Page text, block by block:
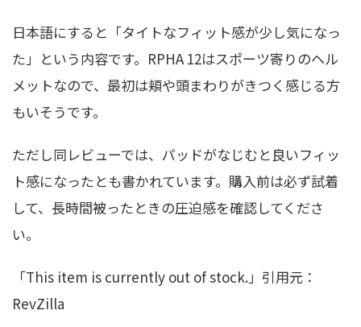
日本語にすると「タイトなフィット感が少し気になっ
た」という内容です。RPHA 12はスポーツ寄りのヘル
メットなので、最初は頬や頭まわりがきつく感じる方
もいそうです。
ただし同レビューでは、パッドがなじむと良いフィッ
ト感になったとも書かれています。購入前は必ず試着
して、長時間被ったときの圧迫感を確認してくださ
い。
「This item is currently out of stock.」引用元：
RevZilla